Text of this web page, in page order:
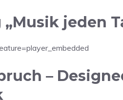
jeden
–